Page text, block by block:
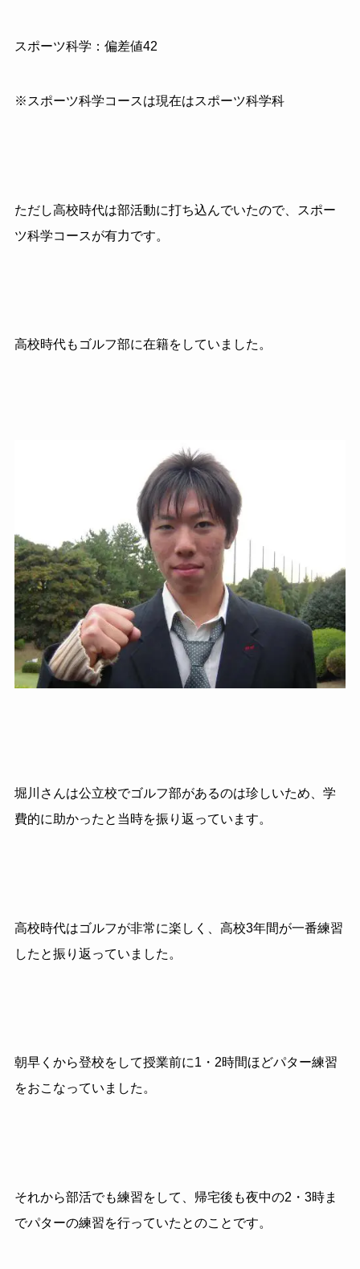
スポーツ科学：偏差値42
※スポーツ科学コースは現在はスポーツ科学科
ただし高校時代は部活動に打ち込んでいたので、スポー
ツ科学コースが有力です。
高校時代もゴルフ部に在籍をしていました。
堀川さんは公立校でゴルフ部があるのは珍しいため、学
費的に助かったと当時を振り返っています。
高校時代はゴルフが非常に楽しく、高校3年間が一番練習
したと振り返っていました。
朝早くから登校をして授業前に1・2時間ほどパター練習
をおこなっていました。
それから部活でも練習をして、帰宅後も夜中の2・3時ま
でパターの練習を行っていたとのことです。